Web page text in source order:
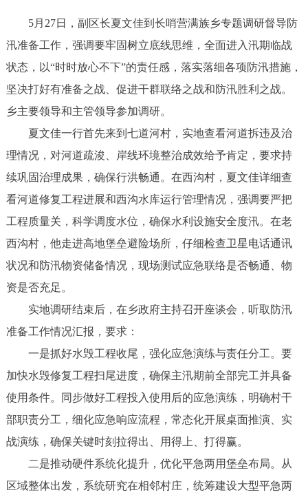
5月27日，副区长夏文佳到长哨营满族乡专题调研督导防
汛准备工作，强调要牢固树立底线思维，全面进入汛期临战
状态，以“时时放心不下”的责任感，落实落细各项防汛措施，
坚决打好有准备之战、促进干群联络之战和防汛胜利之战。
乡主要领导和主管领导参加调研。
夏文佳一行首先来到七道河村，实地查看河道拆违及治
理情况，对河道疏浚、岸线环境整治成效给予肯定，要求持
续巩固治理成果，确保行洪畅通。在西沟村，夏文佳详细查
看河道修复工程进展和西沟水库运行管理情况，强调要严把
工程质量关，科学调度水位，确保水利设施安全度汛。在老
西沟村，他走进高地堡垒避险场所，仔细检查卫星电话通讯
状况和防汛物资储备情况，现场测试应急联络是否畅通、物
资是否充足。
实地调研结束后，在乡政府主持召开座谈会，听取防汛
准备工作情况汇报，要求：
一是抓好水毁工程收尾，强化应急演练与责任分工。要
加快水毁修复工程扫尾进度，确保主汛期前全部完工并具备
使用条件。同步做好工程投入使用后的应急演练，明确村干
部职责分工，细化应急响应流程，常态化开展桌面推演、实
战演练，确保关键时刻拉得出、用得上、打得赢。
二是推动硬件系统化提升，优化平急两用堡垒布局。从
区域整体出发，系统研究在相邻村庄，统筹建设大型平急两